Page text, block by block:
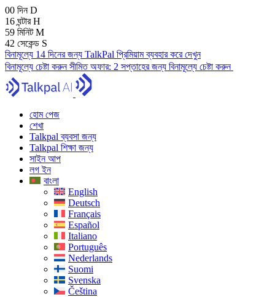
00 দিনD
16 ঘন্টারH
59 মিনিটM
41 সেকেন্ড S
বিনামূল্যে 14 দিনের জন্য TalkPal প্রিমিয়াম ব্যবহার করে দেখুন
বিনামূল্যে চেষ্টা করুনসীমিত অফার: 2 সপ্তাহের জন্য বিনামূল্যে চেষ্টা করুন
হোম পেজ
শেখা
Talkpal ব্যবসা জন্য
Talkpal শিক্ষা জন্য
সাইন আপ
লগ ইন
বাংলা
English
Deutsch
Français
Español
Italiano
Português
Nederlands
Suomi
Svenska
Čeština